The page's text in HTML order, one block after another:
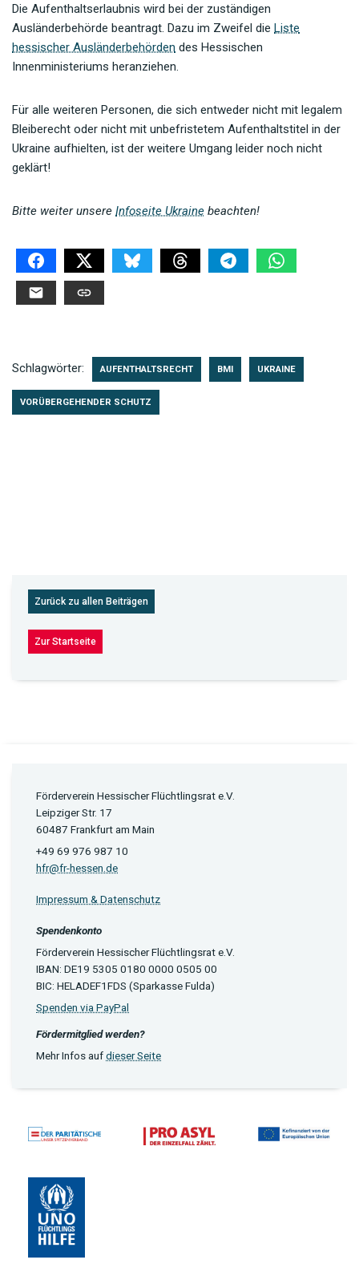
Die Aufenthaltserlaubnis wird bei der zuständigen
Ausländerbehörde beantragt. Dazu im Zweifel die Liste
hessischer Ausländerbehörden des Hessischen
Innenministeriums heranziehen.
Für alle weiteren Personen, die sich entweder nicht mit legalem
Bleiberecht oder nicht mit unbefristetem Aufenthaltstitel in der
Ukraine aufhielten, ist der weitere Umgang leider noch nicht
geklärt!
Bitte weiter unsere Infoseite Ukraine beachten!
Schlagwörter: AUFENTHALTSRECHT BMI UKRAINE
VORÜBERGEHENDER SCHUTZ
Zurück zu allen Beiträgen
Zur Startseite
Förderverein Hessischer Flüchtlingsrat e.V.
Leipziger Str. 17
60487 Frankfurt am Main
+49 69 976 987 10
hfr@fr-hessen.de
Impressum & Datenschutz
Spendenkonto
Förderverein Hessischer Flüchtlingsrat e.V.
IBAN: DE19 5305 0180 0000 0505 00
BIC: HELADEF1FDS (Sparkasse Fulda)
Spenden via PayPal
Fördermitglied werden?
Mehr Infos aufdieser Seite